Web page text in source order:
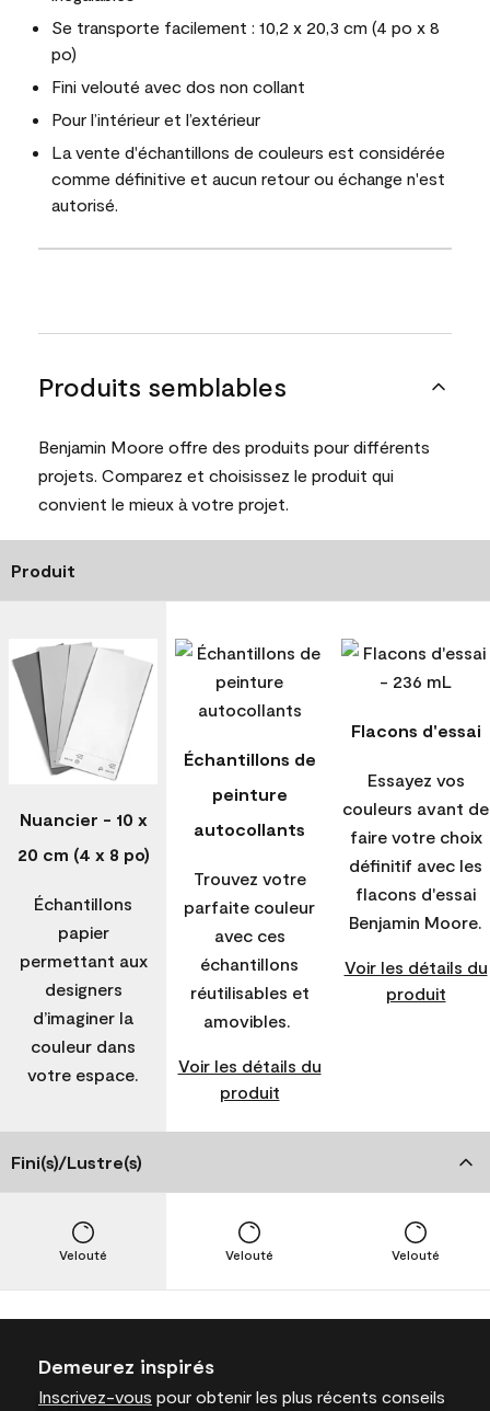
Se transporte facilement : 10,2 x 20,3 cm (4 po x 8
po)
Fini velouté avec dos non collant
Pour l’intérieur et l’extérieur
La vente d'échantillons de couleurs est considérée
comme définitive et aucun retour ou échange n'est
autorisé.
Produits semblables
Benjamin Moore offre des produits pour différents
projets. Comparez et choisissez le produit qui
convient le mieux à votre projet.
Produit
Nuancier - 10 x
20 cm (4 x 8 po)
Échantillons
papier
permettant aux
designers
d’imaginer la
couleur dans
votre espace.
Échantillons de
peinture
autocollants
Trouvez votre
parfaite couleur
avec ces
échantillons
réutilisables et
amovibles.
Voir les détails du
produit
Flacons d'essai
Essayez vos
couleurs avant de
faire votre choix
définitif avec les
flacons d'essai
Benjamin Moore.
Voir les détails du
produit
Fini(s)/Lustre(s)
Velouté Velouté Velouté
Demeurez inspirés
Inscrivez-vous pour obtenir les plus récents conseils